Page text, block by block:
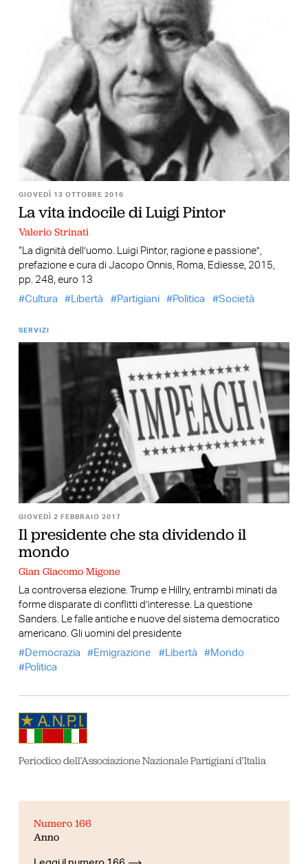
GIOVEDÌ 13 OTTOBRE 2016
La vita indocile di Luigi Pintor
Valerio Strinati
“La dignità dell’uomo. Luigi Pintor, ragione e passione”,
prefazione e cura di Jacopo Onnis, Roma, Ediesse, 2015,
pp. 248, euro 13
Cultura
Libertà Partigiani Politica Società
SERVIZI
GIOVEDÌ 2 FEBBRAIO 2017
Il presidente che sta dividendo il
mondo
Gian Giacomo Migone
La controversa elezione. Trump e Hillry, entrambi minati da
forme disparate di conflitti d’interesse. La questione
Sanders. Le falle antiche e nuove del sistema democratico
americano. Gli uomini del presidente
Democrazia
Emigrazione Libertà
Mondo
Politica
Periodico dell’Associazione Nazionale Partigiani d’Italia
Numero 166
Anno